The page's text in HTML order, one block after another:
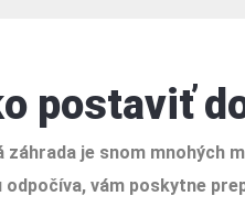
postaviť
záhrada je snom mnohých
odpočíva, vám poskytne